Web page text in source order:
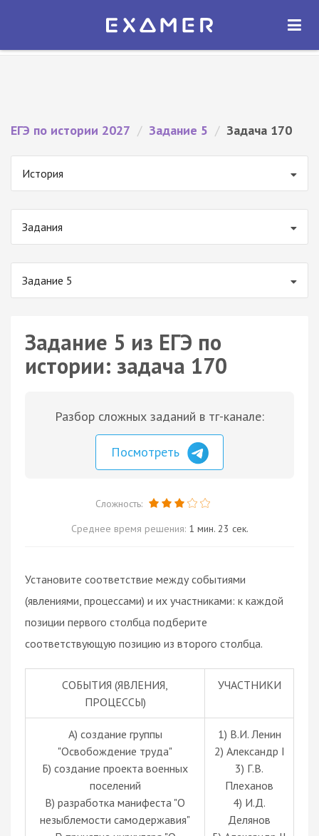
Экзамер — ЕГЭ 2027
ОТКРЫТЬ
ЕГЭ по истории 2027 / Задание 5 / Задача 170
История
Задания
Задание 5
Задание 5 из ЕГЭ по
истории: задача 170
Разбор сложных заданий в тг-канале:
Посмотреть
Сложность:
Среднее время решения: 1 мин. 23 сек.
Установите соответствие между событиями
(явлениями, процессами) и их участниками: к каждой
позиции первого столбца подберите
соответствующую позицию из второго столбца.
СОБЫТИЯ (ЯВЛЕНИЯ,
ПРОЦЕССЫ)
УЧАСТНИКИ
A) создание группы
"Освобождение труда"
Б) создание проекта военных
поселений
В) разработка манифеста "О
незыблемости самодержавия"
1) В.И. Ленин
2) Александр I
3) Г.В.
Плеханов
4) И.Д.
Делянов